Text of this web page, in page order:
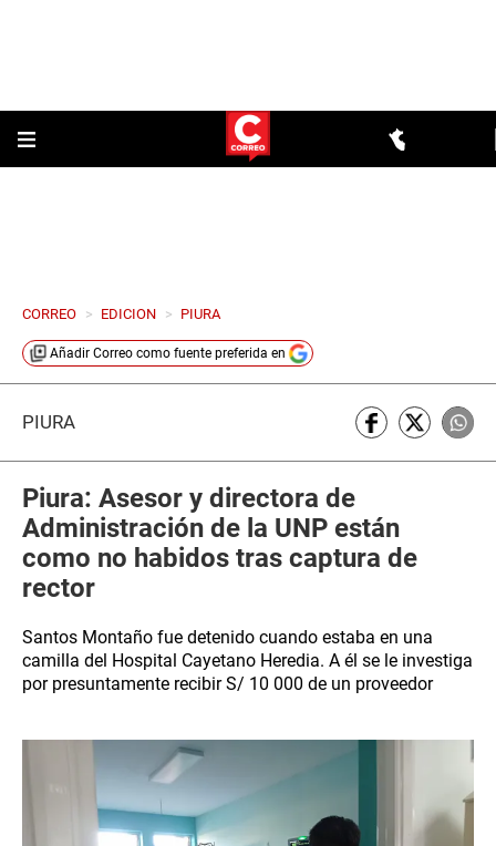
CORREO > EDICION > PIURA
Añadir Correo como fuente preferida en
PIURA
Piura: Asesor y directora de
Administración de la UNP están
como no habidos tras captura de
rector
Santos Montaño fue detenido cuando estaba en una
camilla del Hospital Cayetano Heredia. A él se le investiga
por presuntamente recibir S/ 10 000 de un proveedor